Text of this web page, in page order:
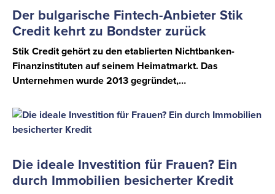
Der bulgarische Fintech-Anbieter Stik
Credit kehrt zu Bondster zurück
Stik Credit gehört zu den etablierten Nichtbanken-
Finanzinstituten auf seinem Heimatmarkt. Das
Unternehmen wurde 2013 gegründet,…
Die ideale Investition für Frauen? Ein
durch Immobilien besicherter Kredit